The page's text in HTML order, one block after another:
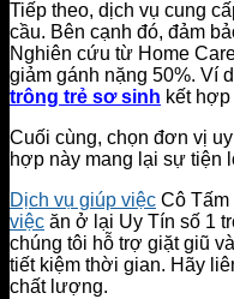
Tiếp theo, dịch vụ cung
cầu. Bên cạnh đó, đảm
Nghiên cứu từ Home
giảm gánh nặng 50%. Ví
trông trẻ sơ sinh kết
Cuối cùng, chọn đơn vị
hợp này mang lại sự tiện
Dịch vụ giúp việc Cô
việc ăn ở lại Uy Tín số 1
chúng tôi hỗ trợ giặt giũ
tiết kiệm thời gian. Hãy
chất lượng.